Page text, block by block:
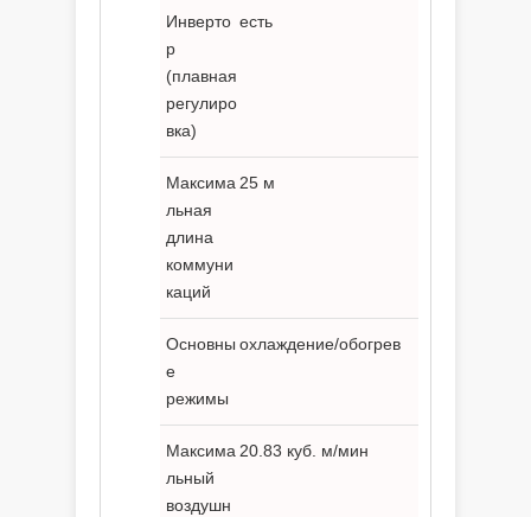
Инверто
р
(плавная
регулиро
вка)
есть
Максима
льная
длина
коммуни
каций
25 м
Основны
е
режимы
охлаждение/обогрев
Максима
льный
воздушн
20.83 куб. м/мин